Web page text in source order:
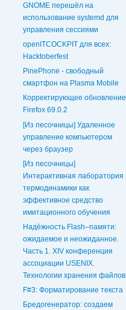
GNOME перешёл на
использование systemd для
управления сессиями
openITCOCKPIT для всех:
Hacktoberfest
PinePhone - свободный
смартфон на Plasma Mobile
Корректирующее обновление
Firefox 69.0.2
[Из песочницы] Удаленное
управление компьютером
через браузер
[Из песочницы]
Интерактивная лаборатория
термодинамики как
эффективное средство
имитационного обучения
Надёжность Flash–памяти:
ожидаемое и неожиданное.
Часть 1. XIV конференция
ассоциации USENIX.
Технологии хранения файлов
F#3: Форматирование текста
Бредогенератор: создаем